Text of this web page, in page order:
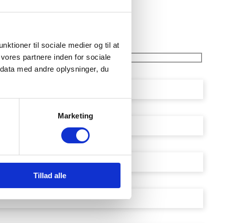
til sociale medier og til at
partnere inden for sociale
med andre oplysninger, du
Marketing
Tillad alle